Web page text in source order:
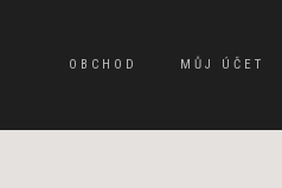
OBCHOD MŮJ ÚČET